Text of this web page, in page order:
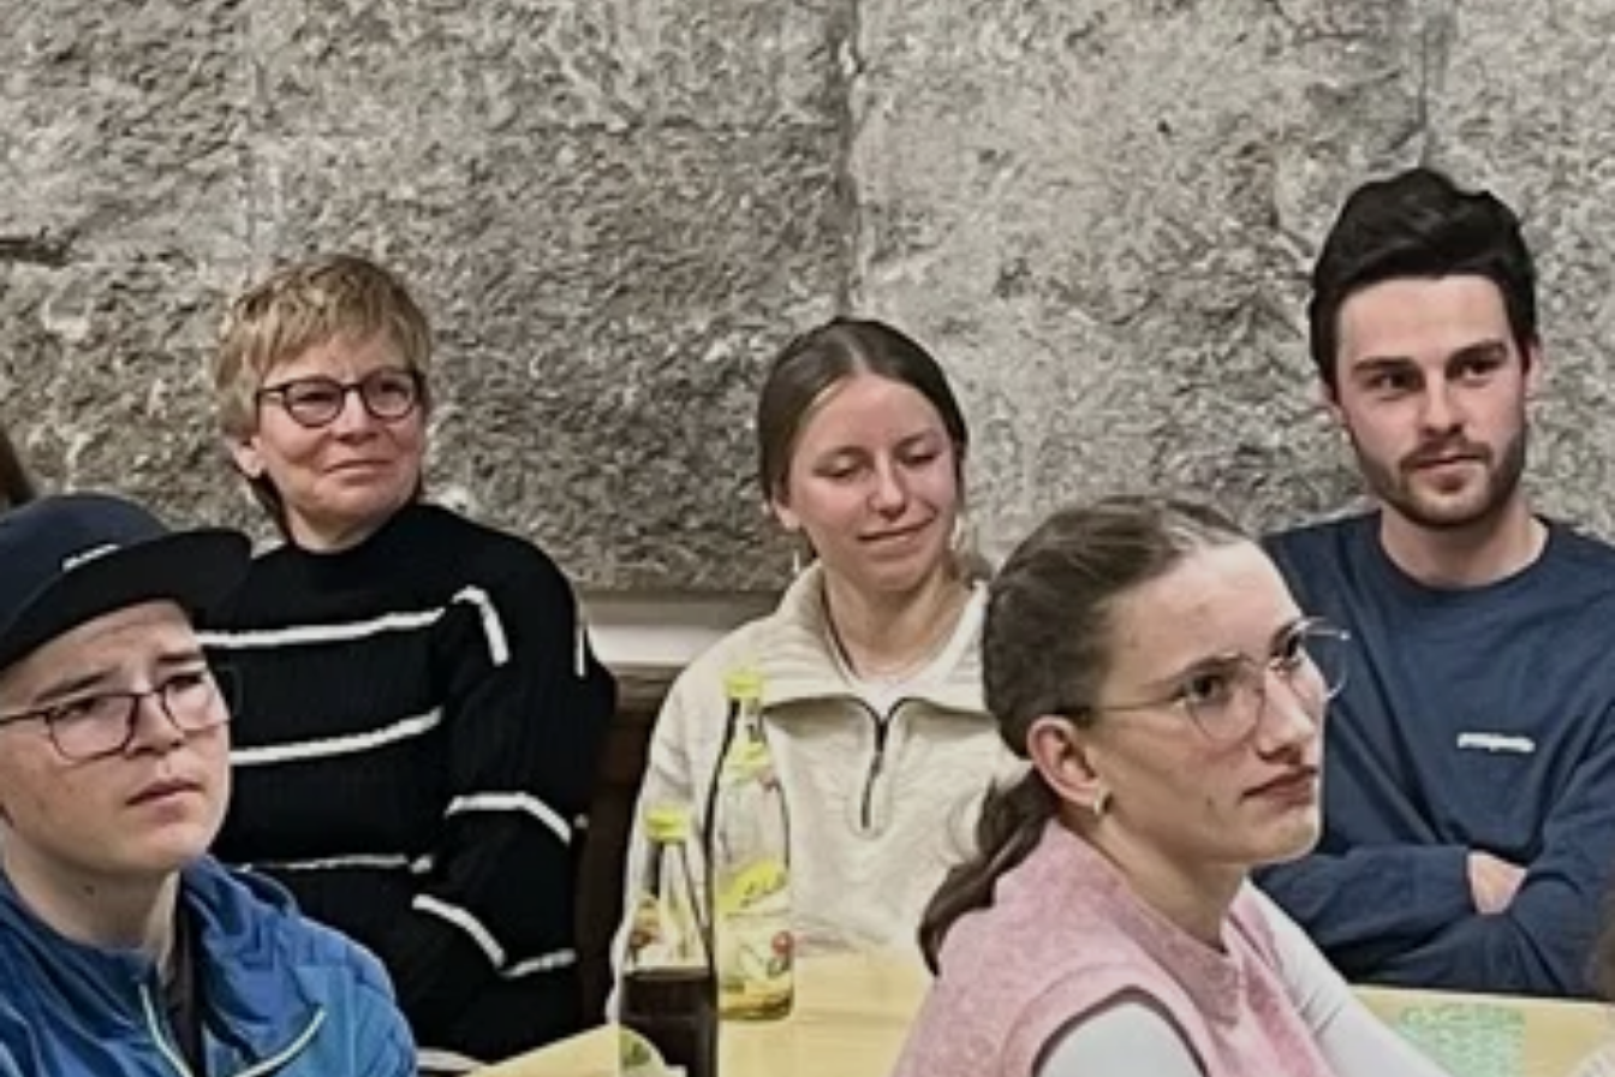
© DAV Teisendorf
© DAV Teisendorf
© DAV Teisendorf